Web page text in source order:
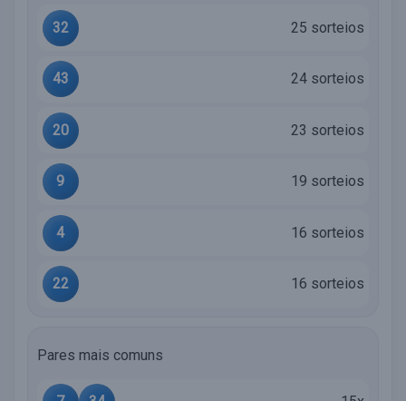
32 25 sorteios
43 24 sorteios
20 23 sorteios
9 19 sorteios
4 16 sorteios
22 16 sorteios
Pares mais comuns